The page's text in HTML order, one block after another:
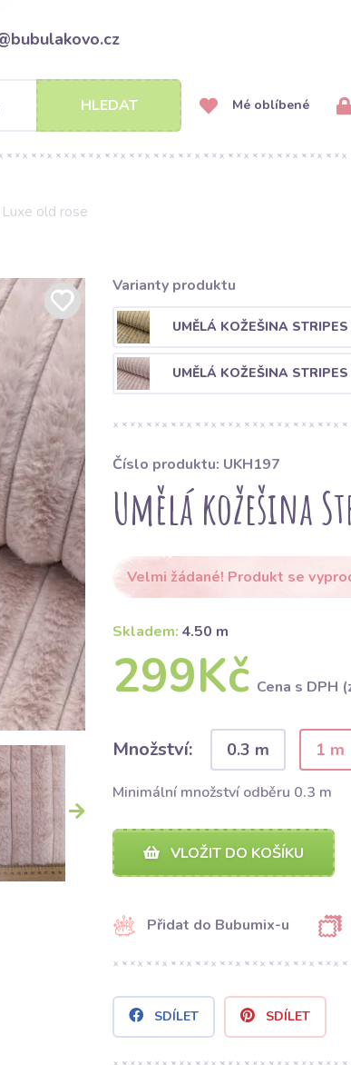
HLEDAT Mé oblíbené
old rose
Varianty produktu
UMĚLÁ KOŽEŠINA STRIPES
UMĚLÁ KOŽEŠINA
Číslo produktu: UKH197
Umělá kožešina
Velmi žádané! Produkt se
Skladem: 4.50 m
299Kč Cena s DPH
Množství: 0.3 m 1 m
Minimální množství odběru 0.3 m
VLOŽIT DO KOŠÍKU
Přidat do Bubumix-u
SDÍLET SDÍLET